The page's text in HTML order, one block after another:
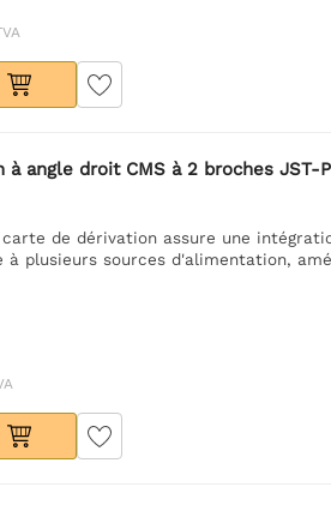
angle droit CMS à 2 broches JST-
de dérivation assure une
à plusieurs sources d'alimentation,